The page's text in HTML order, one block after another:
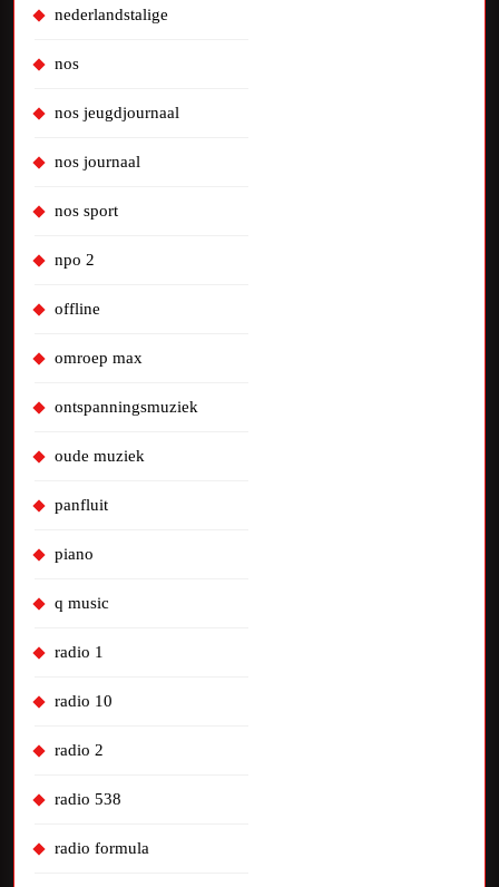
nederlandstalige
nos
nos jeugdjournaal
nos journaal
nos sport
npo 2
offline
omroep max
ontspanningsmuziek
oude muziek
panfluit
piano
q music
radio 1
radio 10
radio 2
radio 538
radio formula